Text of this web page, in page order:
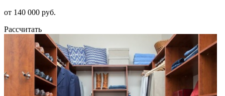
от 140 000 руб.
Рассчитать